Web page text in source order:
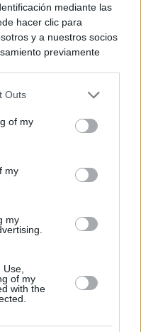
mediante las
hacer clic para
y a nuestros socios
previamente
cuenta que algún
el derecho de
se aplicarán
en este sitio web o
Outs
of my
my
my
of my
with the